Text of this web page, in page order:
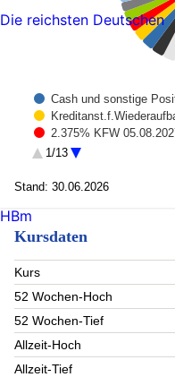
Cash und sonstige
2.375% KFW
European Investment
(4.71%)
European Union 24/
EUROPEAN
5.625 (3.43%)
Tesla (3.22%)
Amazon.com (3.14%)
Nvidia Corp. (3.06%)
BLOCK INC CLASS A
Goldman Sachs Group
AST SpaceMobile Inc
1/13
Stand: 30.06.2026
Kursdaten
Kurs
52 Wochen-Hoch
52 Wochen-Tief
Allzeit-Hoch
Allzeit-Tief
Die reichsten Deutschen
HBm